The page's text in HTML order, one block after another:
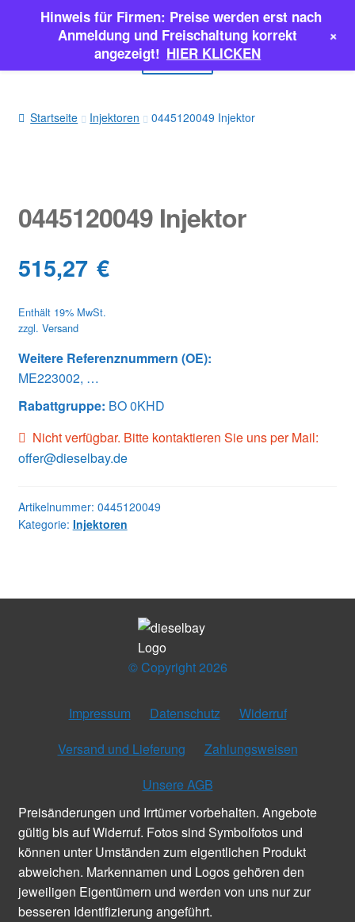
springen
springen
Menü
SALE
Classic Parts
Startseite Injektoren 0445120049 Injektor
0445120049 Injektor
515,27 €
Enthält 19% MwSt.
zzgl. Versand
Weitere Referenznummern (OE):
ME223002, …
Rabattgruppe: BO 0KHD
Nicht verfügbar. Bitte kontaktieren Sie uns per Mail:
offer@dieselbay.de
Artikelnummer: 0445120049
Kategorie: Injektoren
© Copyright 2026
Impressum Datenschutz
Widerruf
Versand und Lieferung
Zahlungsweisen
Unsere AGB
Preisänderungen und Irrtümer vorbehalten. Angebote
gültig bis auf Widerruf. Fotos sind Symbolfotos und
können unter Umständen zum eigentlichen Produkt
abweichen. Markennamen und Logos gehören den
jeweiligen Eigentümern und werden von uns nur zur
besseren Identifizierung angeführt.
Hinweis für Firmen: Preise werden erst nach
Anmeldung und Freischaltung korrekt
angezeigt! HIER KLICKEN
+